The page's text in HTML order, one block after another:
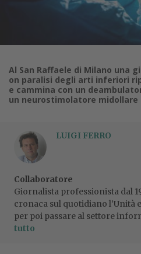
Al San Raffaele di Milano una
on paralisi degli arti inferiori
e cammina con un
un neurostimolatore midollare
LUIGI FERRO
Collaboratore
Giornalista professionista dal
cronaca sul quotidiano l’Unità
per poi passare al settore
tutto